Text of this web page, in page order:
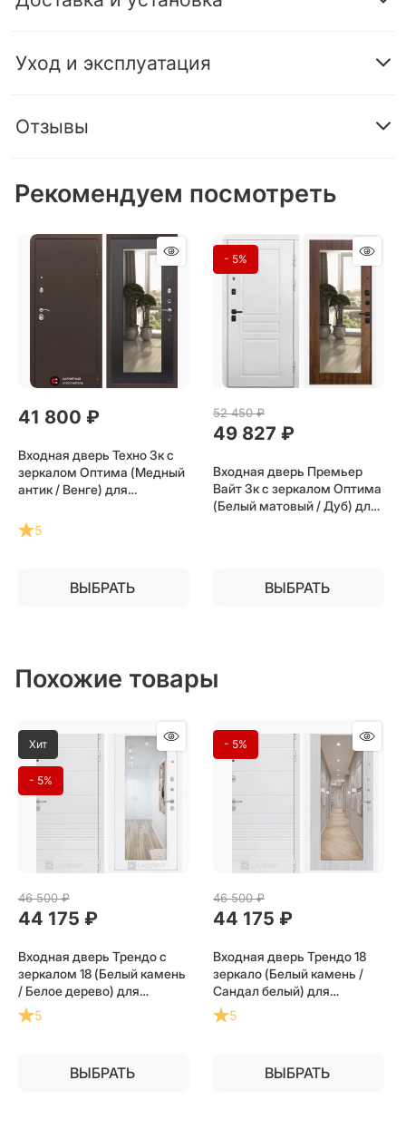
Уход и эксплуатация
Отзывы
Рекомендуем посмотреть
41 800 ₽
Входная дверь Техно 3к с
зеркалом Оптима (Медный
антик / Венге) для
5
ВЫБРАТЬ
- 5%
52 450 ₽
49 827 ₽
Входная дверь Премьер
Вайт 3к с зеркалом Оптима
(Белый матовый / Дуб) для
ВЫБРАТЬ
Похожие товары
Хит
- 5%
46 500 ₽
44 175 ₽
Входная дверь Трендо с
зеркалом 18 (Белый камень
/ Белое дерево) для
установки в квартиру
5
ВЫБРАТЬ
- 5%
46 500 ₽
44 175 ₽
Входная дверь Трендо 18
зеркало (Белый камень /
Сандал белый) для
установки в квартиру
5
ВЫБРАТЬ